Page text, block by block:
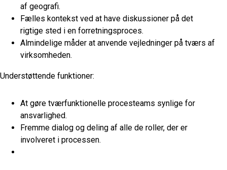
af geografi.
Fælles kontekst ved at have diskussioner på det
rigtige sted i en forretningsproces.
Almindelige måder at anvende vejledninger på tværs af
virksomheden.
Understøttende funktioner:
At gøre tværfunktionelle procesteams synlige for
ansvarlighed.
Fremme dialog og deling af alle de roller, der er
involveret i processen.